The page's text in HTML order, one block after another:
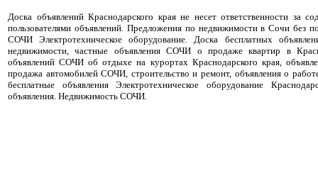
Доска объявлений Краснодарского края не несет ответственности за
пользователями объявлений. Предложения по недвижимости в Сочи без
СОЧИ Электротехническое оборудование. Доска бесплатных
недвижимости, частные объявления СОЧИ о продаже квартир в
объявлений СОЧИ об отдыхе на курортах Краснодарского края,
продажа автомобилей СОЧИ, строительство и ремонт, объявления о
бесплатные объявления Электротехническое оборудование
объявления. Недвижимость СОЧИ.